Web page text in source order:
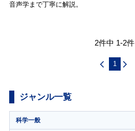
音声学まで丁寧に解説。
2件中 1-2件
1
ジャンル一覧
科学一般